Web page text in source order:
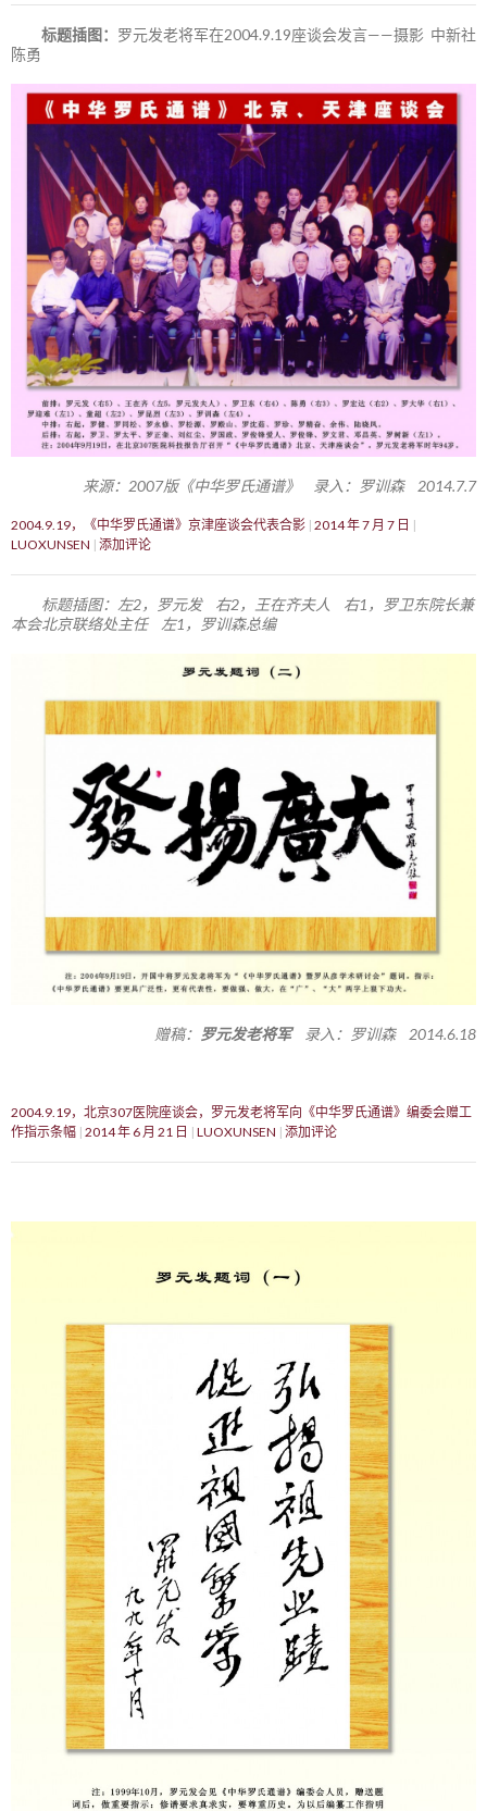
标题插图： 罗元发老将军在2004.9.19座谈会发言——摄影 中新社
陈勇
来源：2007版《中华罗氏通谱》 录入：罗训森 2014.7.7
2004.9.19，《中华罗氏通谱》京津座谈会代表合影 2014 年 7 月 7 日
LUOXUNSEN 添加评论
标题插图：左2，罗元发 右2，王在齐夫人 右1，罗卫东院长兼
本会北京联络处主任 左1，罗训森总编
赠稿： 罗元发老将军录入：罗训森 2014.6.18
2004.9.19，北京307医院座谈会，罗元发老将军向《中华罗氏通谱》编委会赠工
作指示条幅 2014 年 6 月 21 日 LUOXUNSEN 添加评论